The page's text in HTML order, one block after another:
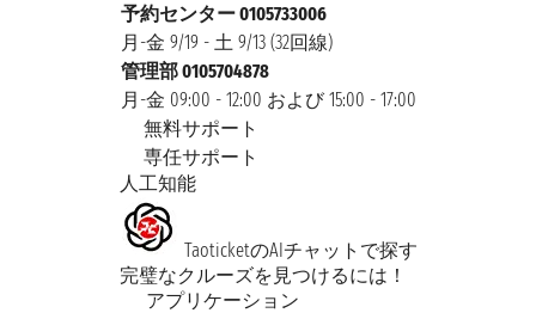
予約センター 0105733006
月-金 9/19 - 土 9/13 (32回線)
管理部 0105704878
月-金 09:00 - 12:00 および 15:00 - 17:00
無料サポート
専任サポート
人工知能
TaoticketのAIチャットで探す
完璧なクルーズを見つけるには！
アプリケーション